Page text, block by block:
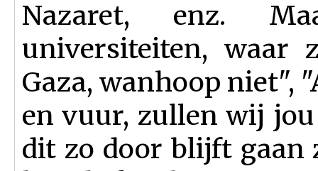
Nazaret, enz.
universiteiten, waar
Gaza, wanhoop niet",
en vuur, zullen wij
dit zo door blijft gaan